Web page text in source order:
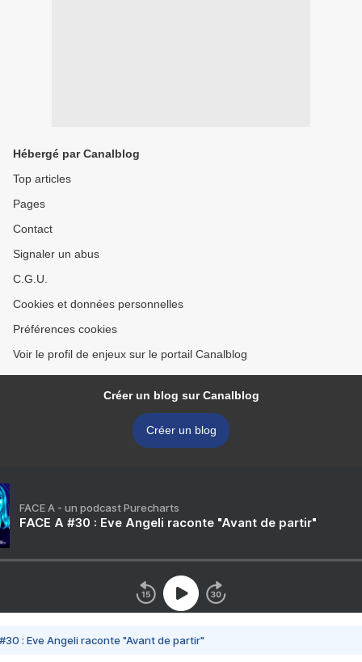
Hébergé par Canalblog
Top articles
Pages
Contact
Signaler un abus
C.G.U.
Cookies et données personnelles
Préférences cookies
Voir le profil de enjeux sur le portail Canalblog
Créer un blog sur Canalblog
Créer un blog
FACE A - un podcast Purecharts
FACE A #30 : Eve Angeli raconte "Avant de partir"
#30 : Eve Angeli raconte "Avant de partir"